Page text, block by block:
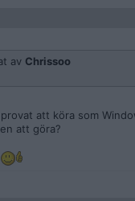
av Chrissoo
att köra som
att göra?